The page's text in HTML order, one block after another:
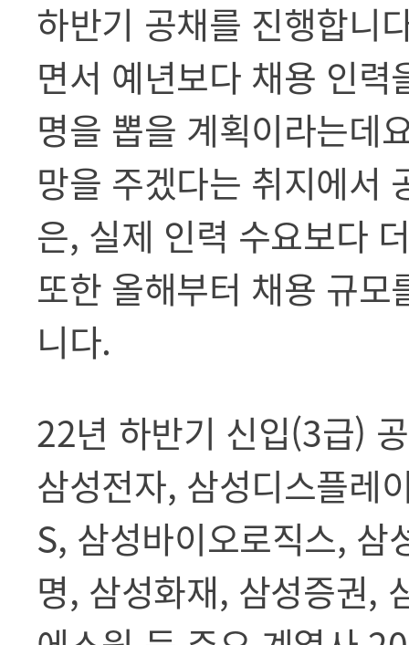
하반기 공채를 진행합니
면서 예년보다 채용 인
명을 뽑을 계획이라는데
망을 주겠다는 취지에서
은, 실제 인력 수요보다
또한 올해부터 채용 규
니다.
22년 하반기 신입(3급)
삼성전자, 삼성디스플레
S, 삼성바이오로직스, 삼
명, 삼성화재, 삼성증권,